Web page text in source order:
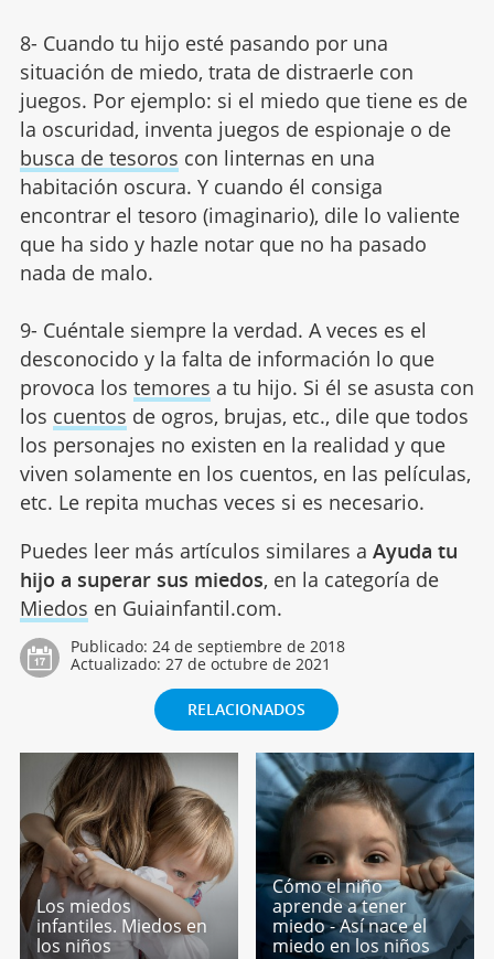
8- Cuando tu hijo esté pasando por una
situación de miedo, trata de distraerle con
juegos. Por ejemplo: si el miedo que tiene es de
la oscuridad, inventa juegos de espionaje o de
busca de tesoros con linternas en una
habitación oscura. Y cuando él consiga
encontrar el tesoro (imaginario), dile lo valiente
que ha sido y hazle notar que no ha pasado
nada de malo.
9- Cuéntale siempre la verdad. A veces es el
desconocido y la falta de información lo que
provoca los temores a tu hijo. Si él se asusta con
los cuentos de ogros, brujas, etc., dile que todos
los personajes no existen en la realidad y que
viven solamente en los cuentos, en las películas,
etc. Le repita muchas veces si es necesario.
Puedes leer más artículos similares a Ayuda tu
hijo a superar sus miedos, en la categoría de
Miedos en Guiainfantil.com.
Publicado: 24 de septiembre de 2018
Actualizado: 27 de octubre de 2021
RELACIONADOS
Los miedos
infantiles. Miedos en
los niños
Cómo el niño
aprende a tener
miedo - Así nace el
miedo en los niños